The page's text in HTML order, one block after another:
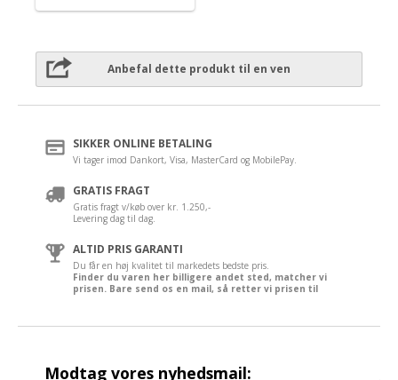
Anbefal dette produkt til en ven
SIKKER ONLINE BETALING
Vi tager imod Dankort, Visa, MasterCard og MobilePay.
GRATIS FRAGT
Gratis fragt v/køb over kr. 1.250,-
Levering dag til dag.
ALTID PRIS GARANTI
Du får en høj kvalitet til markedets bedste pris.
Finder du varen her billigere andet sted, matcher vi
prisen. Bare send os en mail, så retter vi prisen til
Modtag vores nyhedsmail: